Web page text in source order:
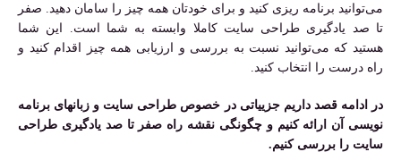
می‌توانید برنامه ریزی کنید و برای خودتان همه چیز را سامان دهید. صفر
تا صد یادگیری طراحی سایت کاملا وابسته به شما است. این شما
هستید که می‌توانید نسبت به بررسی و ارزیابی همه چیز اقدام کنید و
راه درست را انتخاب کنید.
در ادامه قصد داریم جزییاتی در خصوص طراحی سایت و زبانهای برنامه
نویسی آن ارائه کنیم و چگونگی نقشه راه صفر تا صد یادگیری طراحی
سایت را بررسی کنیم.